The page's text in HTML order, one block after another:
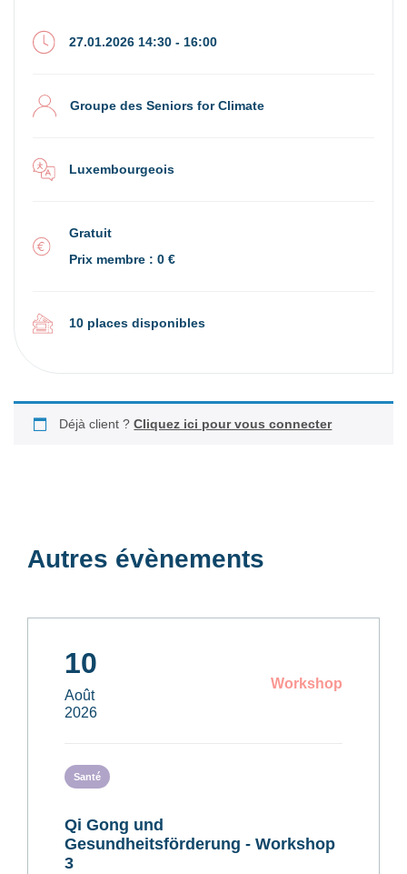
27.01.2026 14:30 - 16:00
Groupe des Seniors for Climate
Luxembourgeois
Gratuit
Prix membre : 0 €
10 places disponibles
Déjà client ?Cliquez ici pour vous connecter
Autres évènements
10
Août
2026
Workshop
Santé
Qi Gong und
Gesundheitsförderung - Workshop
3